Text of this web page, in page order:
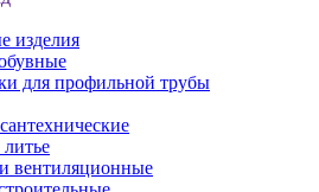
изделия
для профильной трубы
вентиляционные